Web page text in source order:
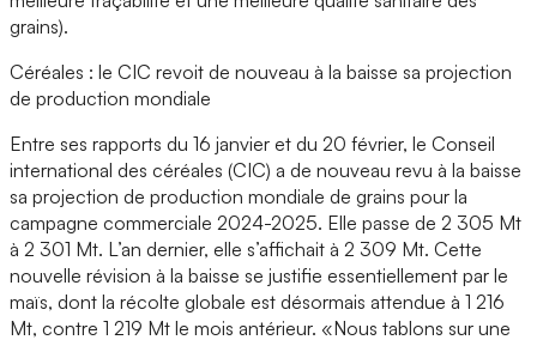
grains).
Céréales : le CIC revoit de nouveau à la baisse sa projection
de production mondiale
Entre ses rapports du 16 janvier et du 20 février, le Conseil
international des céréales (CIC) a de nouveau revu à la baisse
sa projection de production mondiale de grains pour la
campagne commerciale 2024-2025. Elle passe de 2 305 Mt
à 2 301 Mt. L’an dernier, elle s’affichait à 2 309 Mt. Cette
nouvelle révision à la baisse se justifie essentiellement par le
maïs, dont la récolte globale est désormais attendue à 1 216
Mt, contre 1 219 Mt le mois antérieur. «Nous tablons sur une